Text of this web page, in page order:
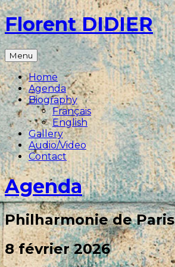
Aller
au
contenu
principal
Florent DIDIER
Chef
d'orchestre
–
Conductor
Menu
Home
Agenda
Biography
Français
English
Gallery
Audio/Video
Contact
Agenda
Philharmonie de Paris
8 février 2026